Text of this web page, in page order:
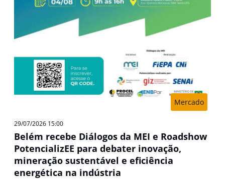
Mercado
29/07/2026 15:00
Belém recebe Diálogos da MEI e Roadshow
PotencializEE para debater inovação,
mineração sustentável e eficiência
energética na indústria